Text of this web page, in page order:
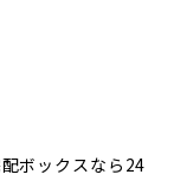
ボックスなら24